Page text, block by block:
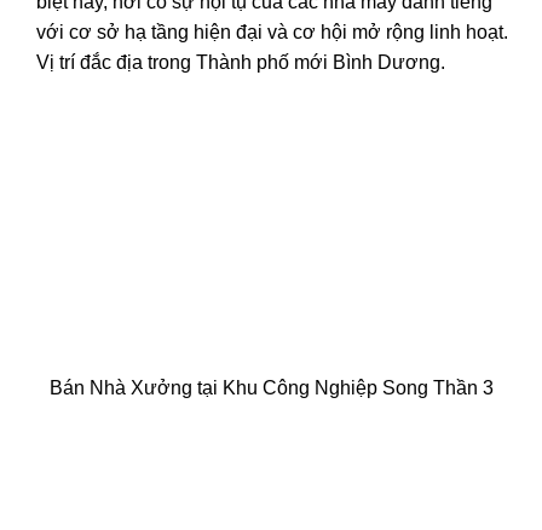
với cơ sở hạ tầng hiện đại và cơ hội mở rộng linh hoạt.
Vị trí đắc địa trong Thành phố mới Bình Dương.
Bán Nhà Xưởng tại Khu Công Nghiệp Song Thần 3